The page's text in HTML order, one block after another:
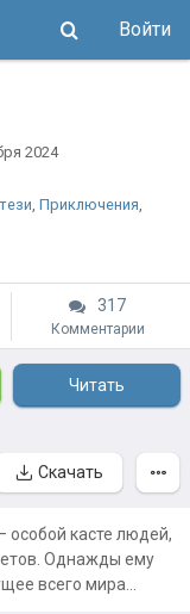
Войти
2024
, Приключения,
317
Комментарии
Читать
Скачать
особой касте людей,
Однажды ему
всего мира...